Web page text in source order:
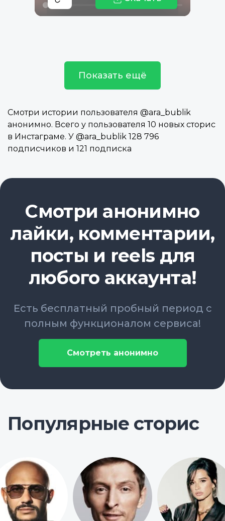
Показать ещё
Смотри истории пользователя @ara_bublik
анонимно. Всего у пользователя 10 новых сторис
в Инстаграме. У @ara_bublik 128 796
подписчиков и 121 подписка
Смотри анонимно
лайки, комментарии,
посты и reels для
любого аккаунта!
Есть бесплатный пробный период с
полным функционалом сервиса!
Смотреть анонимно
Популярные сторис